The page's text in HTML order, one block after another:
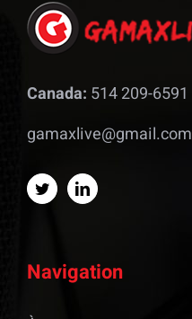
Canada: 514 209-6591
gamaxlive@gmail.com
Navigation